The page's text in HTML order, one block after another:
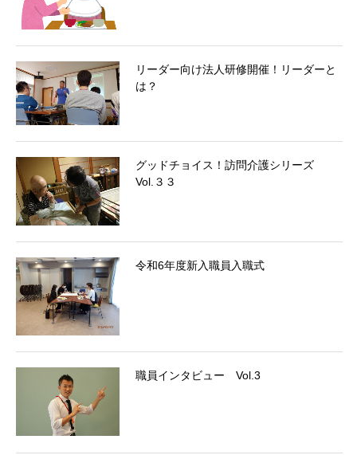
リーダー向け法人研修開催！リーダーと
は？
グッドチョイス！訪問介護シリーズ
Vol.３３
令和6年度新入職員入職式
職員インタビュー Vol.3